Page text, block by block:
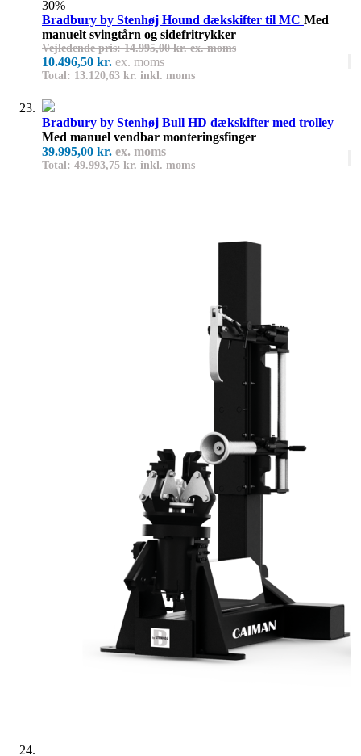
30%
Bradbury by Stenhøj Hound dækskifter til MC Med
manuelt svingtårn og sidefritrykker
Vejledende pris: 14.995,00 kr. ex. moms
10.496,50 kr. ex. moms
Total: 13.120,63 kr. inkl. moms
Bradbury by Stenhøj Bull HD dækskifter med trolley
Med manuel vendbar monteringsfinger
39.995,00 kr. ex. moms
Total: 49.993,75 kr. inkl. moms